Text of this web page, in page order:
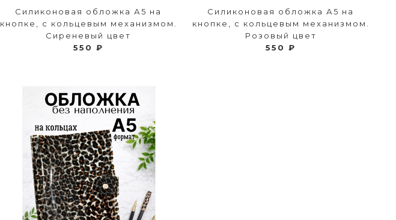
Силиконовая обложка А5 на
кнопке, с кольцевым механизмом.
Сиреневый цвет
550 ₽
Силиконовая обложка А5 на
кнопке, с кольцевым механизмом.
Розовый цвет
550 ₽